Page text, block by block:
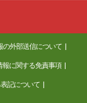
の外部送信について
報に関する免責事項
記について